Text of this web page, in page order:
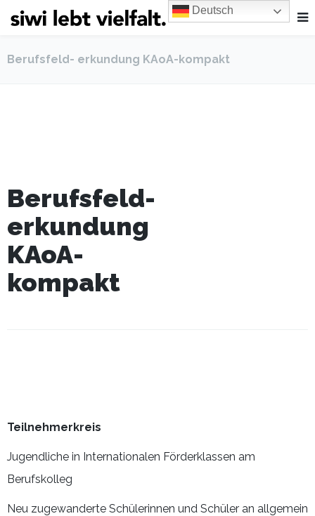
Berufsfeld- erkundung KAoA-kompakt
Berufsfeld-
erkundung
KAoA-
kompakt
Teilnehmerkreis
Jugendliche in Internationalen Förderklassen am
Berufskolleg
Neu zugewanderte Schülerinnen und Schüler an allgemein
Deutsch